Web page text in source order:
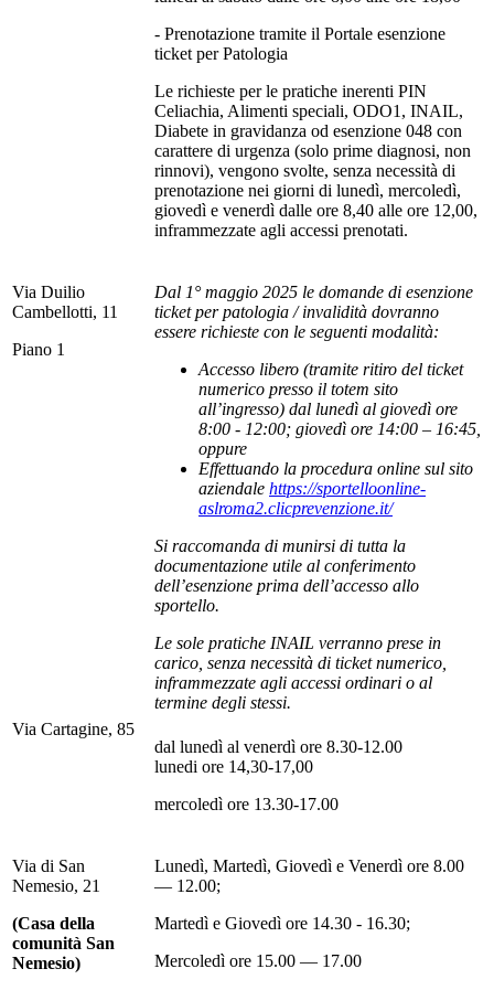
- Prenotazione tramite il Portale esenzione
ticket per Patologia
Le richieste per le pratiche inerenti PIN
Celiachia, Alimenti speciali, ODO1, INAIL,
Diabete in gravidanza od esenzione 048 con
carattere di urgenza (solo prime diagnosi, non
rinnovi), vengono svolte, senza necessità di
prenotazione nei giorni di lunedì, mercoledì,
giovedì e venerdì dalle ore 8,40 alle ore 12,00,
inframmezzate agli accessi prenotati.
Via Duilio
Cambellotti, 11
Piano 1
Dal 1° maggio 2025 le domande di esenzione
ticket per patologia / invalidità dovranno
essere richieste con le seguenti modalità:
Accesso libero (tramite ritiro del ticket
numerico presso il totem sito
all’ingresso) dal lunedì al giovedì ore
8:00 - 12:00; giovedì ore 14:00 – 16:45,
oppure
Effettuando la procedura online sul sito
aziendale https://sportelloonline-
aslroma2.clicprevenzione.it/
Si raccomanda di munirsi di tutta la
documentazione utile al conferimento
dell’esenzione prima dell’accesso allo
sportello.
Le sole pratiche INAIL verranno prese in
carico, senza necessità di ticket numerico,
inframmezzate agli accessi ordinari o al
termine degli stessi.
Via Cartagine, 85
dal lunedì al venerdì ore 8.30-12.00
lunedi ore 14,30-17,00
mercoledì ore 13.30-17.00
Via di San
Nemesio, 21
(Casa della
comunità San
Nemesio)
Lunedì, Martedì, Giovedì e Venerdì ore 8.00
— 12.00;
Martedì e Giovedì ore 14.30 - 16.30;
Mercoledì ore 15.00 — 17.00